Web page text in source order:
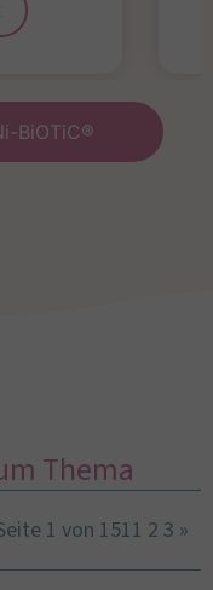
BiOTiC®
Thema
1 von 1511 2 3 »